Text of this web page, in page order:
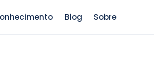
Blog Sobre